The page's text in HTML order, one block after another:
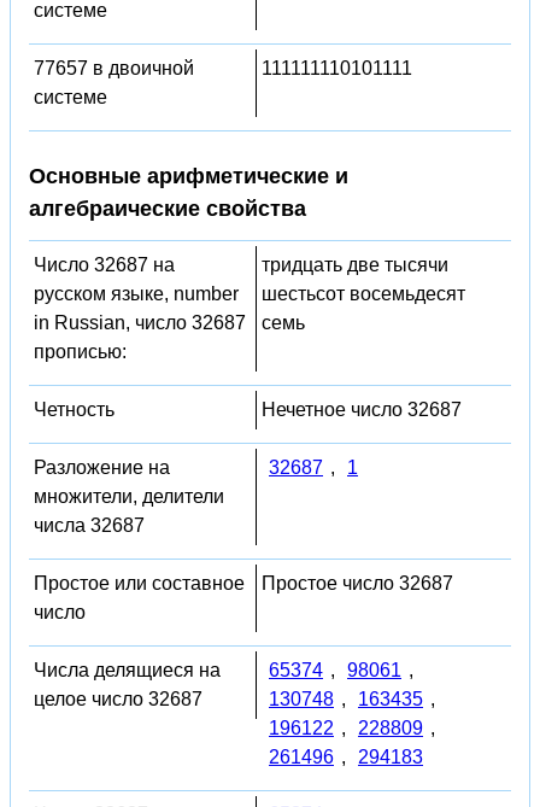
системе
77657 в двоичной
системе
111111110101111
Основные арифметические и
алгебраические свойства
Число 32687 на
русском языке, number
in Russian, число 32687
прописью:
тридцать две тысячи
шестьсот восемьдесят
семь
Четность Нечетное число 32687
Разложение на
множители, делители
числа 32687
32687 , 1
Простое или составное
число
Простое число 32687
Числа делящиеся на
целое число 32687
65374 , 98061 ,
130748 , 163435 ,
196122 , 228809 ,
261496 , 294183